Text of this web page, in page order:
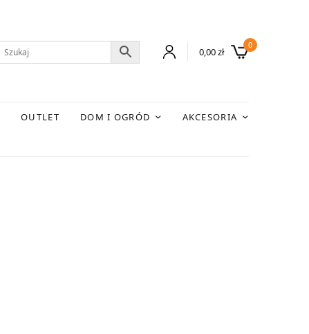
0,00zł
0
OUTLET DOM I OGRÓD
AKCESORIA